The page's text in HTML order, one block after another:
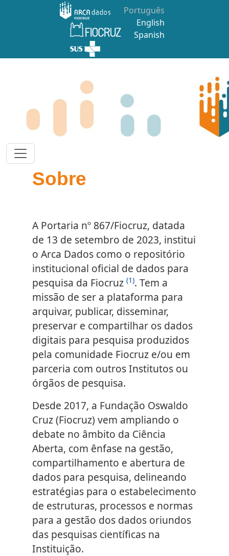
Pular para o conteúdo principalPortuguês
English
Spanish
Sobre
A Portaria nº 867/Fiocruz, datada
de 13 de setembro de 2023, institui
o Arca Dados como o repositório
institucional oficial de dados para
pesquisa da Fiocruz (1). Tem a
missão de ser a plataforma para
arquivar, publicar, disseminar,
preservar e compartilhar os dados
digitais para pesquisa produzidos
pela comunidade Fiocruz e/ou em
parceria com outros Institutos ou
órgãos de pesquisa.
Desde 2017, a Fundação Oswaldo
Cruz (Fiocruz) vem ampliando o
debate no âmbito da Ciência
Aberta, com ênfase na gestão,
compartilhamento e abertura de
dados para pesquisa, delineando
estratégias para o estabelecimento
de estruturas, processos e normas
para a gestão dos dados oriundos
das pesquisas científicas na
Instituição.